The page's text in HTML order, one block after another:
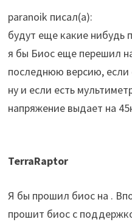
paranoik писал(а):
будут еще какие нибудь
я бы Биос еще перешил
последнюю версию, если
ну и если есть
напряжение выдает на
TerraRaptor
Я бы прошил биос на .
прошит биос с